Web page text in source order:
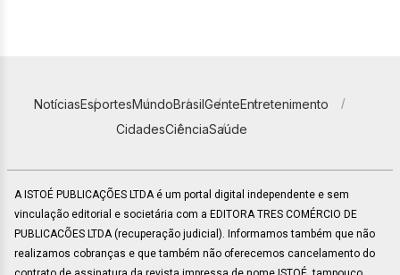
NotíciasEsportesMundoBrasilGenteEntretenimento
CidadesCiênciaSaúde
A ISTOÉ PUBLICAÇÕES LTDA é um portal digital independente e sem
vinculação editorial e societária com a EDITORA TRES COMÉRCIO DE
PUBLICACÕES LTDA (recuperação judicial). Informamos também que não
realizamos cobranças e que também não oferecemos cancelamento do